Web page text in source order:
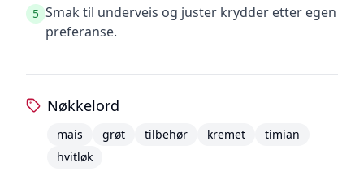
5 Smak til underveis og juster krydder etter egen
preferanse.
Nøkkelord
mais grøt tilbehør kremet
timian
hvitløk